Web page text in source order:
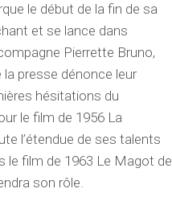
le début de la fin de sa
et se lance dans
Pierrette Bruno,
la presse dénonce leur
hésitations du
le film de 1956 La
l’étendue de ses talents
le film de 1963 Le Magot de
son rôle.